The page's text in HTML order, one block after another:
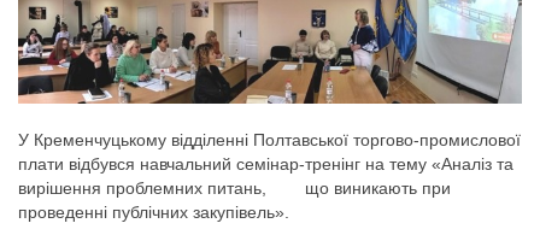
У Кременчуцькому відділенні Полтавської торгово-промислової
плати відбувся навчальний семінар-тренінг на тему «Аналіз та
вирішення проблемних питань, що виникають при
проведенні публічних закупівель».